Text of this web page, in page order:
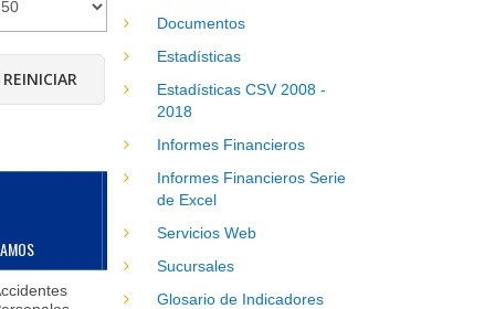
Barrio Monseñor Lezcano,
Documentos
Estadísticas
Estadísticas CSV 2008 -
2018
Informes Financieros
Informes Financieros Serie
de Excel
Servicios Web
Sucursales
Glosario de Indicadores